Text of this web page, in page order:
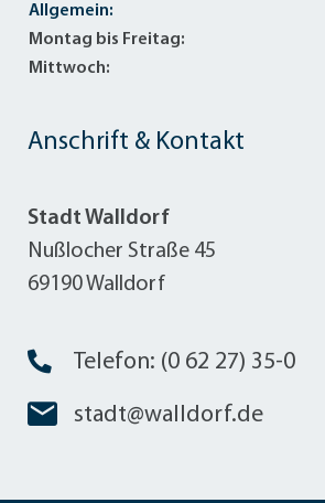
Anschrift & Kontakt
Stadt Walldorf
Nußlocher Straße 45
69190 Walldorf
Telefon: (0 62 27) 35-0
stadt@walldorf.de
Allgemein:
Montag bis Freitag:
Mittwoch: